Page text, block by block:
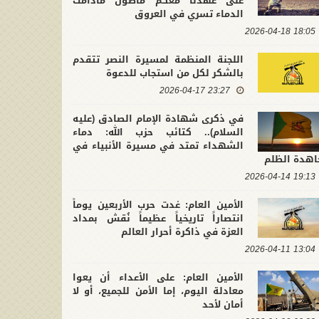
التشييع التاريخي لقائد محور
الأمين العام لكتائب حزب
نجدد العهد لحامل الراية على
2026-07-10
في ذكرى عاشوراء.. كتائب حزب الله :
إن الأولوية التي تفرضها المرحلة
حماية وعي الأمة وتثبيت جبهة
2026-06-26 11:39:41
الدماء تسري في العروق
18:05 2026-04-18
اللجنة المنظمة لمسيرة النصر تتقدم
بالشكر لكل من استجاب للدعوة
23:27 2026-04-17
في ذكرى شهادة الإمام الصادق (عليه
السلام).. كتائب حزب الله: دماء
الشهداء تمتد في مسيرة الأنبياء في
الظلم
19:13 2026-04-14
الأمين العام: غدت حرب الأربعين يوماً
انتصاراً تاريخياً عظيماً نُقش بمداد
العزة في ذاكرة أحرار العالم
13:04 2026-04-11
الأمين العام: على الأعداء أن يعوا
معادلة اليوم، إما الأمن للجميع، أو لا
أمان لأحد